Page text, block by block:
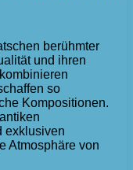
berühmter
und ihren
so
Kompositionen.
exklusiven
Atmosphäre von